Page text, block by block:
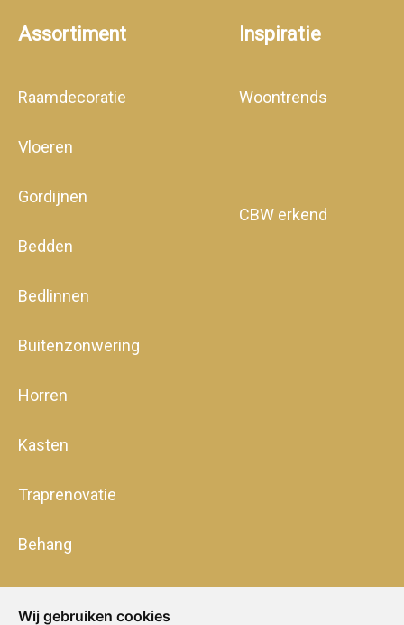
Wij gebruiken cookies
Assortiment
Raamdecoratie
Vloeren
Gordijnen
Bedden
Bedlinnen
Buitenzonwering
Horren
Kasten
Traprenovatie
Behang
Inspiratie
Woontrends
CBW erkend